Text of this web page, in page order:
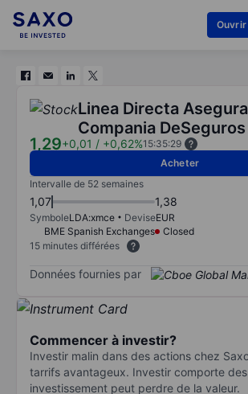
Linea Directa
Compania
1,29+0,01 / +0,62%15:35:29
Acheter
Intervalle de 52 semaines
1,07 1,38
SymboleLDA:xmce DeviseEUR
BME Spanish Exchanges
Closed
15 minutes différées
Données fournies par
Commencer à investir?
Investir malin dans des actions chez
tarrifs avantageux. Investir comporte
investissement peut perdre de la valeur.